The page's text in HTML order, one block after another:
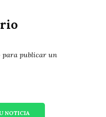
para publicar un
NOTICIA